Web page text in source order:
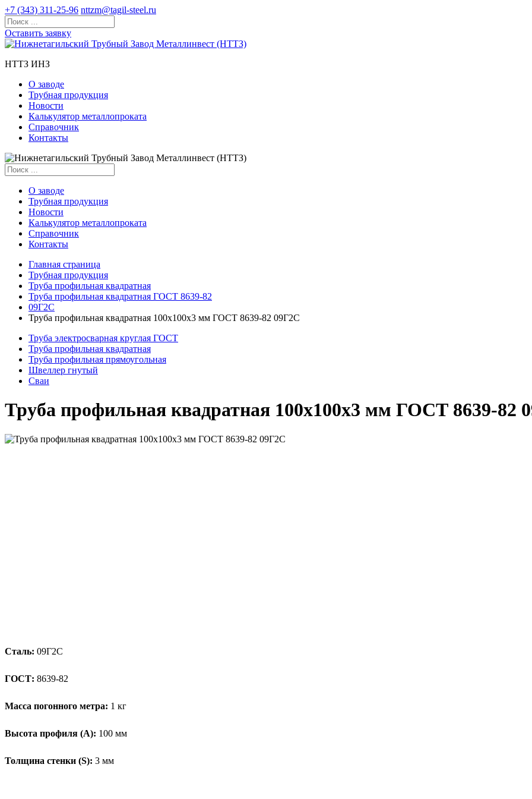
+7 (343) 311-25-96 nttzm@tagil-steel.ru
Оставить заявку
НТТЗ ИНЗ
О заводе
Трубная продукция
Новости
Калькулятор металлопроката
Справочник
Контакты
О заводе
Трубная продукция
Новости
Калькулятор металлопроката
Справочник
Контакты
Главная страница
Трубная продукция
Труба профильная квадратная
Труба профильная квадратная ГОСТ 8639-82
09Г2С
Труба профильная квадратная 100x100x3 мм ГОСТ 8639-82 09Г2С
Труба электросварная круглая ГОСТ
Труба профильная квадратная
Труба профильная прямоугольная
Швеллер гнутый
Сваи
Труба профильная квадратная 100x100x3 мм ГОСТ 8639-82
Сталь: 09Г2С
ГОСТ: 8639-82
Масса погонного метра: 1 кг
Высота профиля (А): 100 мм
Толщина стенки (S): 3 мм